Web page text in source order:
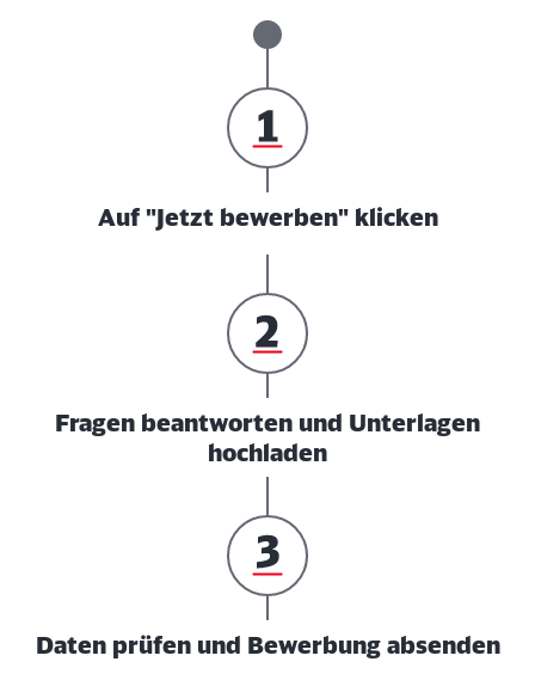
Auf "Jetzt bewerben" klicken
Fragen beantworten und Unterlagen
hochladen
Daten prüfen und Bewerbung absenden